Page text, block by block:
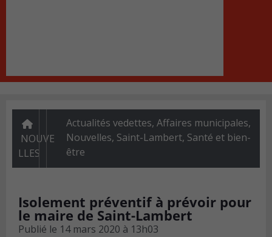
NOUVE
LLES
Actualités vedettes, Affaires municipales,
Nouvelles, Saint-Lambert, Santé et bien-
être
Isolement préventif à prévoir pour
le maire de Saint-Lambert
Publié le 14 mars 2020 à 13h03